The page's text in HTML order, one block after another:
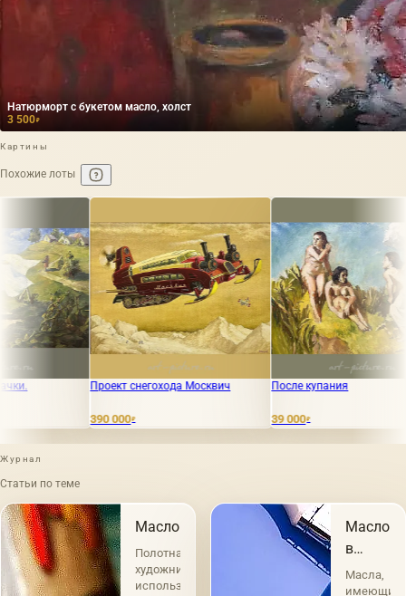
Натюрморт с букетом масло, холст
3 500₽
Картины
Похожие лоты
снегохода Москвич После купания
Журнал
Статьи по теме
Масло
Полотна
художников
использующих
Масло
в
Масла,
имеющие